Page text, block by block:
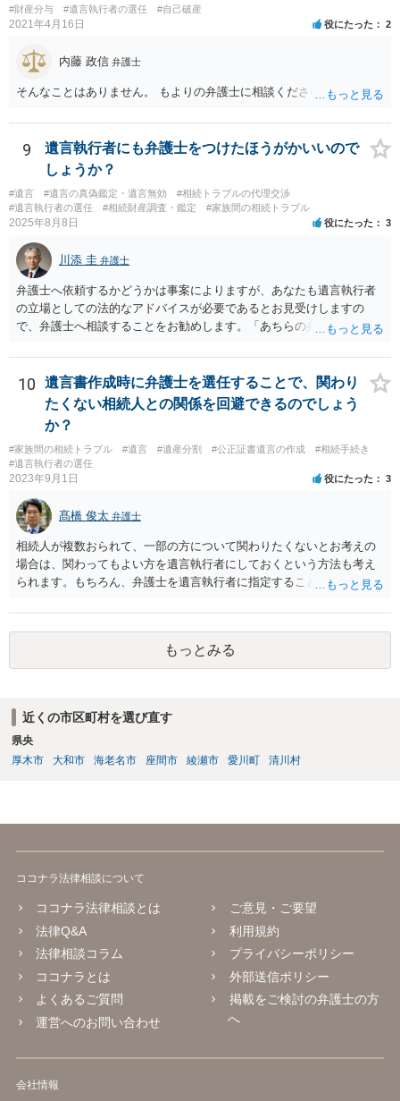
#財産分与 #遺言執行者の選任 #自己破産
2021年4月16日 役にたった 2
内藤 政信 弁護士
そんなことはありません。 もよりの弁護士に相談ください。
9
遺言執行者にも弁護士をつけたほうがかいいので
しょうか？
#遺言 #遺言の真偽鑑定・遺言無効
#相続トラブルの代理交渉
#遺言執行者の選任
#相続財産調査・鑑定 #家族間の相続トラブル
2025年8月8日 役にたった 3
川添 圭 弁護士
弁護士へ依頼するかどうかは事案によりますが、あなたも遺言執行者
の立場としての法的なアドバイスが必要であるとお見受けしますの
で、弁護士へ相談することをお勧めします。「あちらの弁護士」（元
誘導しかしてこないと思います。
10
遺言書作成時に弁護士を選任することで、関わり
たくない相続人との関係を回避できるのでしょう
か？
#家族間の相続トラブル #遺言 #遺産分割 #公正証書遺言の作成
#相続手続き
#遺言執行者の選任
2023年9月1日 役にたった 3
髙橋 俊太 弁護士
相続人が複数おられて、一部の方について関わりたくないとお考えの
場合は、関わってもよい方を遺言執行者にしておくという方法も考え
られます。もちろん、弁護士を遺言執行者に指定することもできます
方に再委任の権限を付与しておくという方法もあります。 一度、弁護
士に直接ご相談されることをお勧めいたします。
もっとみる
近くの市区町村を選び直す
県央
厚木市
大和市 海老名市 座間市 綾瀬市 愛川町 清川村
ココナラ法律相談について
ココナラ法律相談とは
法律Q&A
法律相談コラム
ココナラとは
よくあるご質問
運営へのお問い合わせ
ご意見・ご要望
利用規約
プライバシーポリシー
外部送信ポリシー
掲載をご検討の弁護士の方
へ
会社情報